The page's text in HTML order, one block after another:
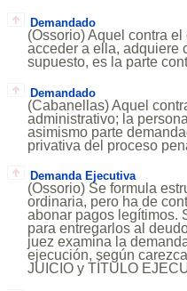
Demandado
(Ossorio) Aquel contra
acceder a ella, adquiere
supuesto, es la parte
Demandado
(Cabanellas) Aquel
administrativo; la
asimismo parte
privativa del proceso
Demanda Ejecutiva
(Ossorio) Se formula
ordinaria, pero ha de
abonar pagos legítimos.
para entregarlos al
juez examina la
ejecución, según
JUICIO y TÍTULO